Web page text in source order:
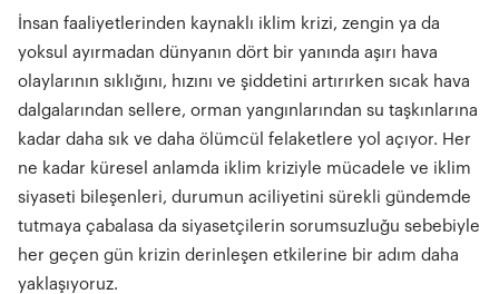
İnsan faaliyetlerinden kaynaklı iklim krizi, zengin ya da
yoksul ayırmadan dünyanın dört bir yanında aşırı hava
olaylarının sıklığını, hızını ve şiddetini artırırken sıcak hava
dalgalarından sellere, orman yangınlarından su taşkınlarına
kadar daha sık ve daha ölümcül felaketlere yol açıyor. Her
ne kadar küresel anlamda iklim kriziyle mücadele ve iklim
siyaseti bileşenleri, durumun aciliyetini sürekli gündemde
tutmaya çabalasa da siyasetçilerin sorumsuzluğu sebebiyle
her geçen gün krizin derinleşen etkilerine bir adım daha
yaklaşıyoruz.